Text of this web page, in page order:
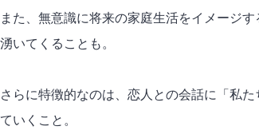
また、無意識に将来の家庭生活をイメージ
湧いてくることも。
さらに特徴的なのは、恋人との会話に「私
ていくこと。